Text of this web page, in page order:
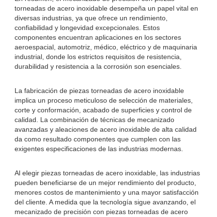
torneadas de acero inoxidable desempeña un papel vital en
diversas industrias, ya que ofrece un rendimiento,
confiabilidad y longevidad excepcionales. Estos
componentes encuentran aplicaciones en los sectores
aeroespacial, automotriz, médico, eléctrico y de maquinaria
industrial, donde los estrictos requisitos de resistencia,
durabilidad y resistencia a la corrosión son esenciales.
La fabricación de piezas torneadas de acero inoxidable
implica un proceso meticuloso de selección de materiales,
corte y conformación, acabado de superficies y control de
calidad. La combinación de técnicas de mecanizado
avanzadas y aleaciones de acero inoxidable de alta calidad
da como resultado componentes que cumplen con las
exigentes especificaciones de las industrias modernas.
Al elegir piezas torneadas de acero inoxidable, las industrias
pueden beneficiarse de un mejor rendimiento del producto,
menores costos de mantenimiento y una mayor satisfacción
del cliente. A medida que la tecnología sigue avanzando, el
mecanizado de precisión con piezas torneadas de acero